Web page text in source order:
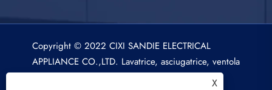
Copyright © 2022 CIXI SANDIE ELECTRICAL
APPLIANCE CO.,LTD. Lavatrice, asciugatrice, ventola
di raffreddamento ad aria Tutti i diritti riservati.
X